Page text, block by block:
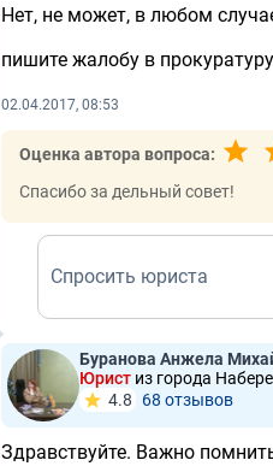
Нет, не может, в любом
пишите жалобу в
02.04.2017, 08:53
Оценка автора вопроса:
Спасибо за дельный совет!
Спросить юриста
Буранова Анжела
Юрист из города
4.8
68 отзывов
Здравствуйте. Важно